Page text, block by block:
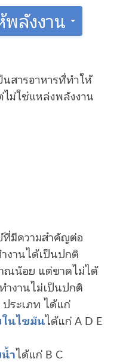
พลังงาน
นสารอาหารที่ทำให้
ม่ใช่แหล่งพลังงาน
ที่มีความสำคัญต่อ
งานได้เป็นปกติ
ณน้อย แต่ขาดไม่ได้
ำงานไม่เป็นปกติ
ระเภท ได้แก่
ในไขมันได้แก่ A D E
ำได้แก่ B C